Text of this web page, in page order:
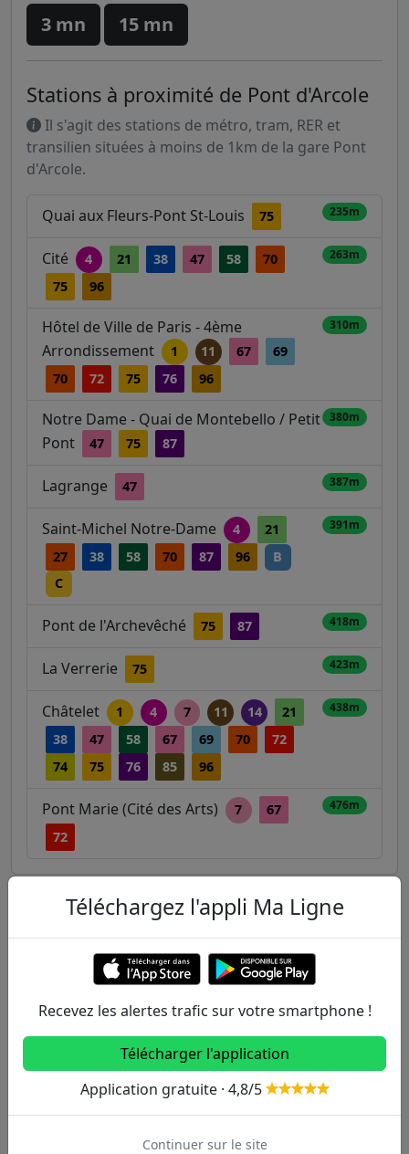
3 mn 15 mn
Stations à proximité de Pont d'Arcole
Il s'agit des stations de métro, tram, RER et
transilien situées à moins de 1km de la gare Pont
d'Arcole.
Quai aux Fleurs-Pont St-Louis 75 235m
Cité 4 21 38 47 58
70
75
96
263m
Hôtel de Ville de Paris - 4ème
Arrondissement
1 11 67
69
70
72 75 76 96
310m
Notre Dame - Quai de Montebello / Petit
Pont
47 75 87
380m
Lagrange 47 387m
Saint-Michel Notre-Dame 4
21
27
38 58 70 87 96
B
C
391m
Pont de l'Archevêché 75 87 418m
La Verrerie 75 423m
Châtelet 1 4 7 11 14
21
38
47 58 67 69 70
72
74
75 76 85 96
438m
Pont Marie (Cité des Arts) 7
67
72
476m
Autres lignes
1 2 3 3B 4
7 7B 8
9 10 11 12 13
Téléchargez l'appli Ma Ligne
Recevez les alertes trafic sur votre smartphone !
Télécharger l'application
Application gratuite · 4,8/5
Continuer sur le site